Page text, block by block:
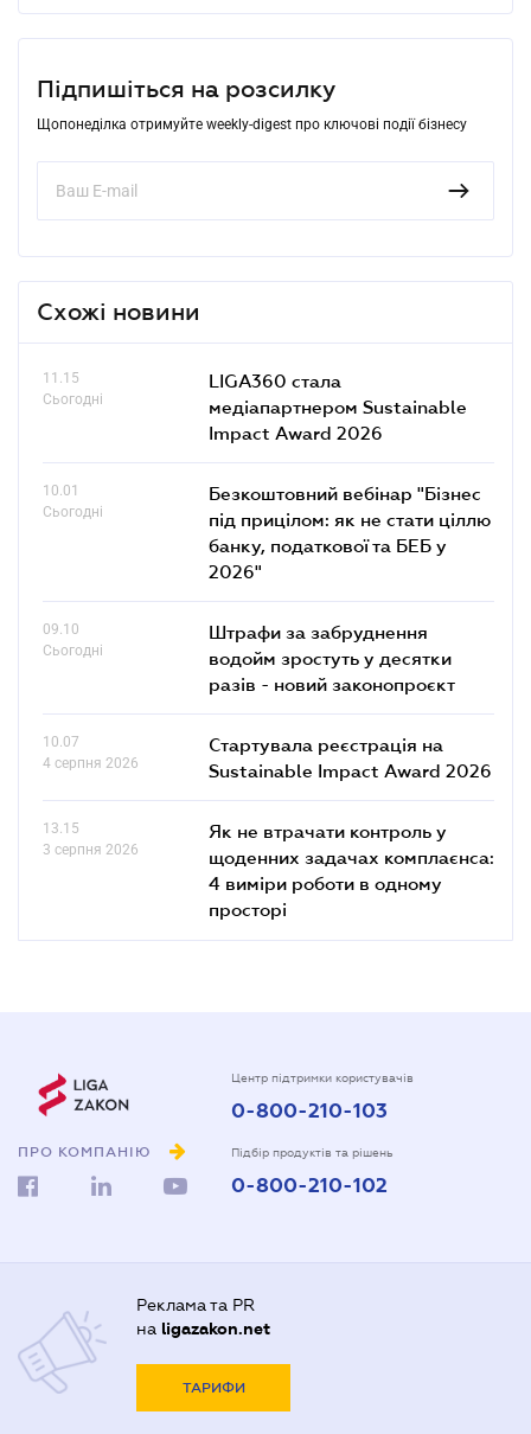
Підпишіться на розсилку
Щопонеділка отримуйте weekly-digest про ключові події бізнесу
Схожі новини
11.15
Сьогодні
LIGA360 стала
медіапартнером Sustainable
Impact Award 2026
10.01
Сьогодні
Безкоштовний вебінар "Бізнес
під прицілом: як не стати ціллю
банку, податкової та БЕБ у
2026"
09.10
Сьогодні
Штрафи за забруднення
водойм зростуть у десятки
разів - новий законопроєкт
10.07
4 серпня 2026
Стартувала реєстрація на
Sustainable Impact Award 2026
13.15
3 серпня 2026
Як не втрачати контроль у
щоденних задачах комплаєнса:
4 виміри роботи в одному
просторі
ПРО КОМПАНІЮ
Центр підтримки користувачів
0-800-210-103
Підбір продуктів та рішень
0-800-210-102
Реклама та PR
на ligazakon.net
ТАРИФИ